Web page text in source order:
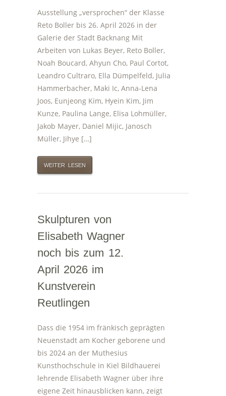
Ausstellung „versprochen“ der Klasse
Reto Boller bis 26. April 2026 in der
Galerie der Stadt Backnang Mit
Arbeiten von Lukas Beyer, Reto Boller,
Noah Boucard, Ahyun Cho, Paul Cortot,
Leandro Cultraro, Ella Dümpelfeld, Julia
Hammerbacher, Maki Ic, Anna-Lena
Joos, Eunjeong Kim, Hyein Kim, Jim
Kunze, Paulina Lange, Elisa Lohmüller,
Jakob Mayer, Daniel Mijic, Janosch
Müller, Jihye […]
WEITER LESEN
Skulpturen von
Elisabeth Wagner
noch bis zum 12.
April 2026 im
Kunstverein
Reutlingen
Dass die 1954 im fränkisch geprägten
Neuenstadt am Kocher geborene und
bis 2024 an der Muthesius
Kunsthochschule in Kiel Bildhauerei
lehrende Elisabeth Wagner über ihre
eigene Zeit hinausblicken kann, zeigt